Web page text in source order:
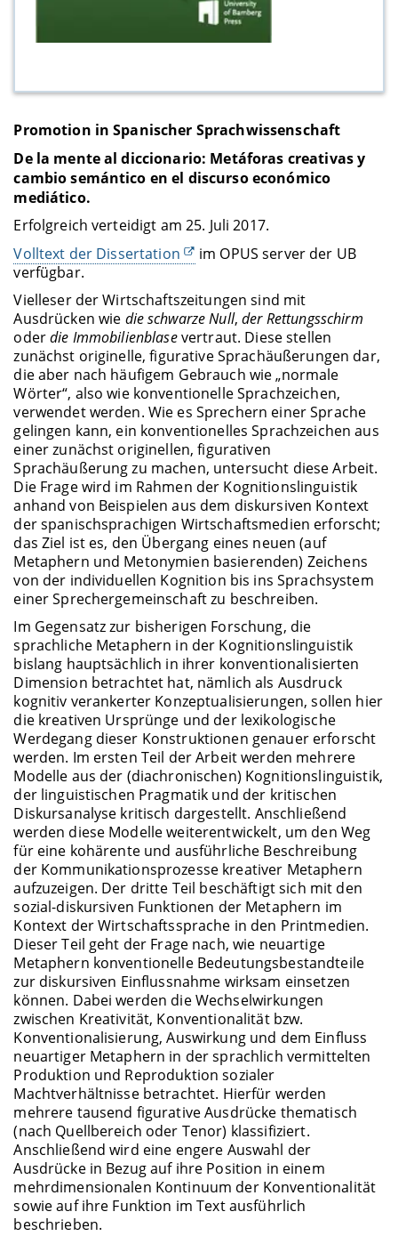
Promotion in Spanischer Sprachwissenschaft
De la mente al diccionario: Metáforas creativas y
cambio semántico en el discurso económico
mediático.
Erfolgreich verteidigt am 25. Juli 2017.
Volltext der Dissertation
im OPUS server der UB
verfügbar.
Vielleser der Wirtschaftszeitungen sind mit
Ausdrücken wie die schwarze Null,der Rettungsschirm
oderdie Immobilienblasevertraut. Diese stellen
zunächst originelle, figurative Sprachäußerungen dar,
die aber nach häufigem Gebrauch wie „normale
Wörter“, also wie konventionelle Sprachzeichen,
verwendet werden. Wie es Sprechern einer Sprache
gelingen kann, ein konventionelles Sprachzeichen aus
einer zunächst originellen, figurativen
Sprachäußerung zu machen, untersucht diese Arbeit.
Die Frage wird im Rahmen der Kognitionslinguistik
anhand von Beispielen aus dem diskursiven Kontext
der spanischsprachigen Wirtschaftsmedien erforscht;
das Ziel ist es, den Übergang eines neuen (auf
Metaphern und Metonymien basierenden) Zeichens
von der individuellen Kognition bis ins Sprachsystem
einer Sprechergemeinschaft zu beschreiben.
Im Gegensatz zur bisherigen Forschung, die
sprachliche Metaphern in der Kognitionslinguistik
bislang hauptsächlich in ihrer konventionalisierten
Dimension betrachtet hat, nämlich als Ausdruck
kognitiv verankerter Konzeptualisierungen, sollen hier
die kreativen Ursprünge und der lexikologische
Werdegang dieser Konstruktionen genauer erforscht
werden. Im ersten Teil der Arbeit werden mehrere
Modelle aus der (diachronischen) Kognitionslinguistik,
der linguistischen Pragmatik und der kritischen
Diskursanalyse kritisch dargestellt. Anschließend
werden diese Modelle weiterentwickelt, um den Weg
für eine kohärente und ausführliche Beschreibung
der Kommunikationsprozesse kreativer Metaphern
aufzuzeigen. Der dritte Teil beschäftigt sich mit den
sozial-diskursiven Funktionen der Metaphern im
Kontext der Wirtschaftssprache in den Printmedien.
Dieser Teil geht der Frage nach, wie neuartige
Metaphern konventionelle Bedeutungsbestandteile
zur diskursiven Einflussnahme wirksam einsetzen
können. Dabei werden die Wechselwirkungen
zwischen Kreativität, Konventionalität bzw.
Konventionalisierung, Auswirkung und dem Einfluss
neuartiger Metaphern in der sprachlich vermittelten
Produktion und Reproduktion sozialer
Machtverhältnisse betrachtet. Hierfür werden
mehrere tausend figurative Ausdrücke thematisch
(nach Quellbereich oder Tenor) klassifiziert.
Anschließend wird eine engere Auswahl der
Ausdrücke in Bezug auf ihre Position in einem
mehrdimensionalen Kontinuum der Konventionalität
sowie auf ihre Funktion im Text ausführlich
beschrieben.